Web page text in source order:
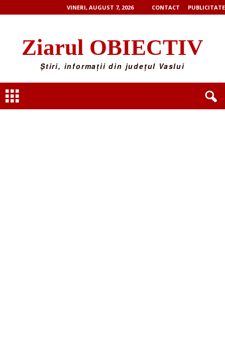
VINERI, AUGUST 7, 2026 CONTACT PUBLICITATE
Ziarul OBIECTIV
Știri, informații din județul Vaslui